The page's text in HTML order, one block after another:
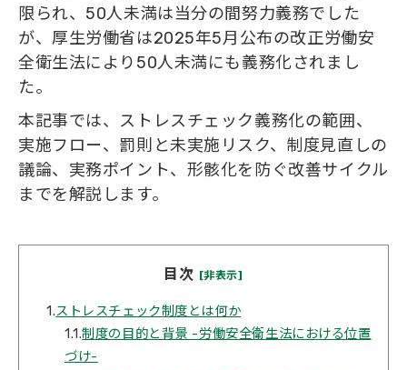
限られ、50人未満は当分の間努力義務でした
が、厚生労働省は2025年5月公布の改正労働安
全衛生法により50人未満にも義務化されまし
た。
本記事では、ストレスチェック義務化の範囲、
実施フロー、罰則と未実施リスク、制度見直しの
議論、実務ポイント、形骸化を防ぐ改善サイクル
までを解説します。
目次 [非表示]
1.ストレスチェック制度とは何か
1.1.制度の目的と背景 -労働安全衛生法における位置
づけ-